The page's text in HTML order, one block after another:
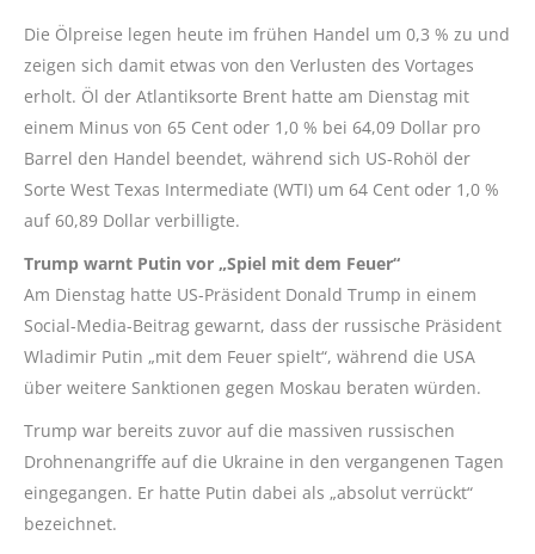
Die Ölpreise legen heute im frühen Handel um 0,3 % zu und
zeigen sich damit etwas von den Verlusten des Vortages
erholt. Öl der Atlantiksorte Brent hatte am Dienstag mit
einem Minus von 65 Cent oder 1,0 % bei 64,09 Dollar pro
Barrel den Handel beendet, während sich US-Rohöl der
Sorte West Texas Intermediate (WTI) um 64 Cent oder 1,0 %
auf 60,89 Dollar verbilligte.
Trump warnt Putin vor „Spiel mit dem Feuer“
Am Dienstag hatte US-Präsident Donald Trump in einem
Social-Media-Beitrag gewarnt, dass der russische Präsident
Wladimir Putin „mit dem Feuer spielt“, während die USA
über weitere Sanktionen gegen Moskau beraten würden.
Trump war bereits zuvor auf die massiven russischen
Drohnenangriffe auf die Ukraine in den vergangenen Tagen
eingegangen. Er hatte Putin dabei als „absolut verrückt“
bezeichnet.